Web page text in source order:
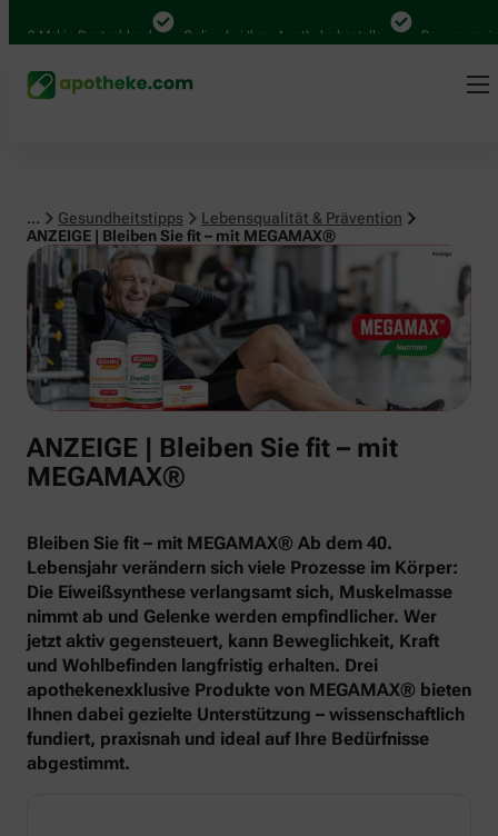
in Deutschland Online bei Ihrer Apotheke bestellen Bequem
... Gesundheitstipps
Lebensqualität & Prävention
ANZEIGE | Bleiben Sie fit – mit MEGAMAX®
Lebensqualität & Prävention
ANZEIGE | Bleiben Sie fit – mit
MEGAMAX®
Bleiben Sie fit – mit MEGAMAX® Ab dem 40.
Lebensjahr verändern sich viele Prozesse im Körper:
Die Eiweißsynthese verlangsamt sich, Muskelmasse
nimmt ab und Gelenke werden empfindlicher. Wer
jetzt aktiv gegensteuert, kann Beweglichkeit, Kraft
und Wohlbefinden langfristig erhalten. Drei
apothekenexklusive Produkte von MEGAMAX® bieten
Ihnen dabei gezielte Unterstützung – wissenschaftlich
fundiert, praxisnah und ideal auf Ihre Bedürfnisse
abgestimmt.